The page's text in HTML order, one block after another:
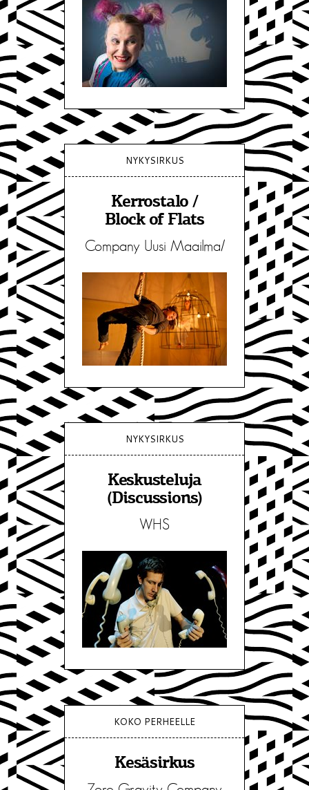
NYKYSIRKUS
Kerrostalo /
Block of Flats
Company Uusi Maailma/
NYKYSIRKUS
Keskusteluja
(Discussions)
WHS
KOKO PERHEELLE
Kesäsirkus